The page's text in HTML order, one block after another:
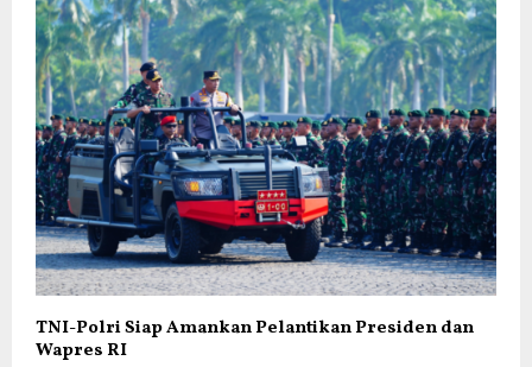
TNI-Polri Siap Amankan Pelantikan Presiden dan
Wapres RI